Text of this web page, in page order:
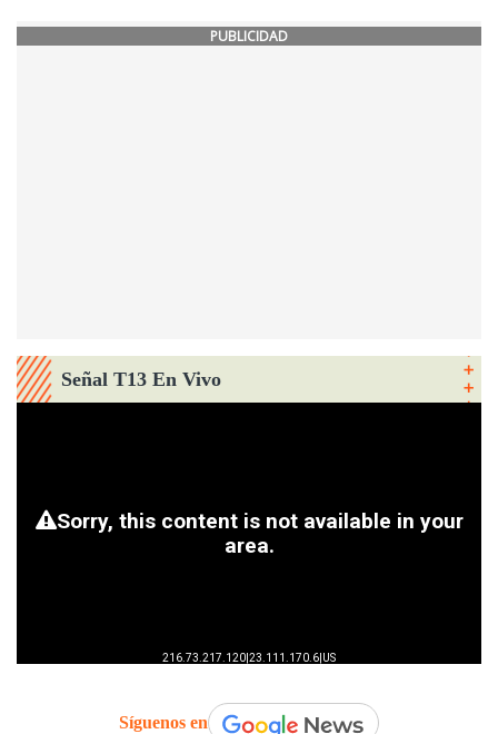
PUBLICIDAD
Señal T13 En Vivo
Síguenos en